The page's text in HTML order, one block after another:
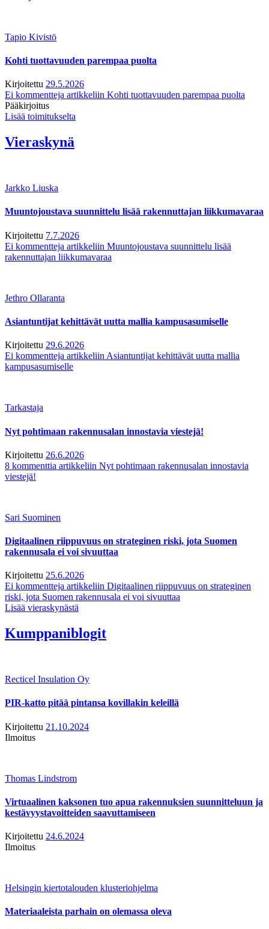
Tapio Kivistö
Kohti tuottavuuden parempaa puolta
Kirjoitettu 29.5.2026
Ei kommentteja artikkeliin Kohti tuottavuuden parempaa puolta
Pääkirjoitus
Lisää toimitukselta
Vieraskynä
Jarkko Liuska
Muuntojoustava suunnittelu lisää rakennuttajan liikkumavaraa
Kirjoitettu 7.7.2026
Ei kommentteja artikkeliin Muuntojoustava suunnittelu lisää
rakennuttajan liikkumavaraa
Jethro Ollaranta
Asiantuntijat kehittävät uutta mallia kampusasumiselle
Kirjoitettu 29.6.2026
Ei kommentteja artikkeliin Asiantuntijat kehittävät uutta mallia
kampusasumiselle
Tarkastaja
Nyt pohtimaan rakennusalan innostavia viestejä!
Kirjoitettu 26.6.2026
8 kommenttia artikkeliin Nyt pohtimaan rakennusalan innostavia
viestejä!
Sari Suominen
Digitaalinen riippuvuus on strateginen riski, jota Suomen
rakennusala ei voi sivuuttaa
Kirjoitettu 25.6.2026
Ei kommentteja artikkeliin Digitaalinen riippuvuus on strateginen
riski, jota Suomen rakennusala ei voi sivuuttaa
Lisää vieraskynästä
Kumppaniblogit
Recticel Insulation Oy
PIR-katto pitää pintansa kovillakin keleillä
Kirjoitettu 21.10.2024
Ilmoitus
Thomas Lindstrom
Virtuaalinen kaksonen tuo apua rakennuksien suunnitteluun ja
kestävyystavoitteiden saavuttamiseen
Kirjoitettu 24.6.2024
Ilmoitus
Helsingin kiertotalouden klusteriohjelma
Materiaaleista parhain on olemassa oleva